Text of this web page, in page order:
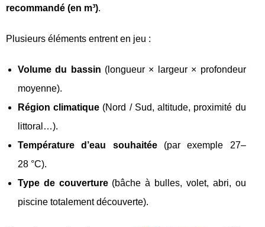
recommandé (en m³).
Plusieurs éléments entrent en jeu :
Volume du bassin (longueur × largeur × profondeur
moyenne).
Région climatique (Nord / Sud, altitude, proximité du
littoral…).
Température d’eau souhaitée(par exemple 27–
28 °C).
Type de couverture(bâche à bulles, volet, abri, ou
piscine totalement découverte).